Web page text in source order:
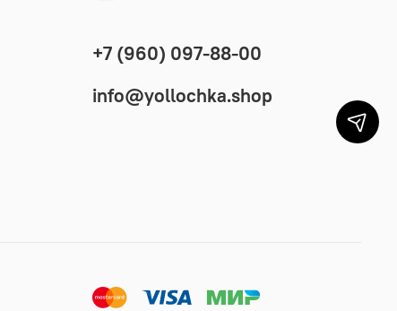
+7 (960) 097-88-00
info@yollochka.shop